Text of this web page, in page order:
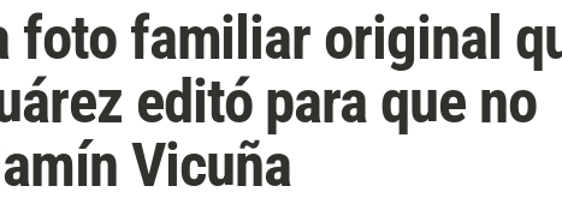
foto familiar original
editó para que no
Vicuña